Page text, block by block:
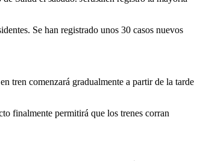
Se han registrado unos 30 casos nuevos
tren comenzará gradualmente a partir de la tarde
finalmente permitirá que los trenes corran